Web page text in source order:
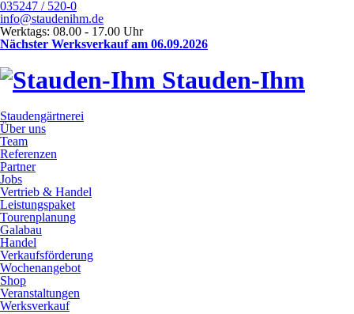
035247 / 520-0
info@staudenihm.de
Werktags: 08.00 - 17.00 Uhr
Nächster Werksverkauf am 06.09.2026
Stauden-Ihm
Staudengärtnerei
Über uns
Team
Referenzen
Partner
Jobs
Vertrieb & Handel
Leistungspaket
Tourenplanung
Galabau
Handel
Verkaufsförderung
Wochenangebot
Shop
Veranstaltungen
Werksverkauf